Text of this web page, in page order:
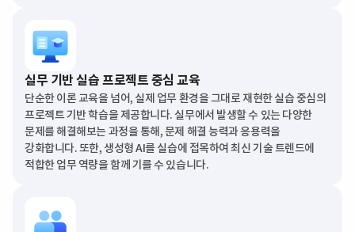
실무 기반 실습 프로젝트 중심 교육
단순한 이론 교육을 넘어, 실제 업무 환경을 그대로 재현한 실습 중심의
프로젝트 기반 학습을 제공합니다. 실무에서 발생할 수 있는 다양한
문제를 해결해보는 과정을 통해, 문제 해결 능력과 응용력을
강화합니다. 또한, 생성형 AI를 실습에 접목하여 최신 기술 트렌드에
적합한 업무 역량을 함께 기를 수 있습니다.